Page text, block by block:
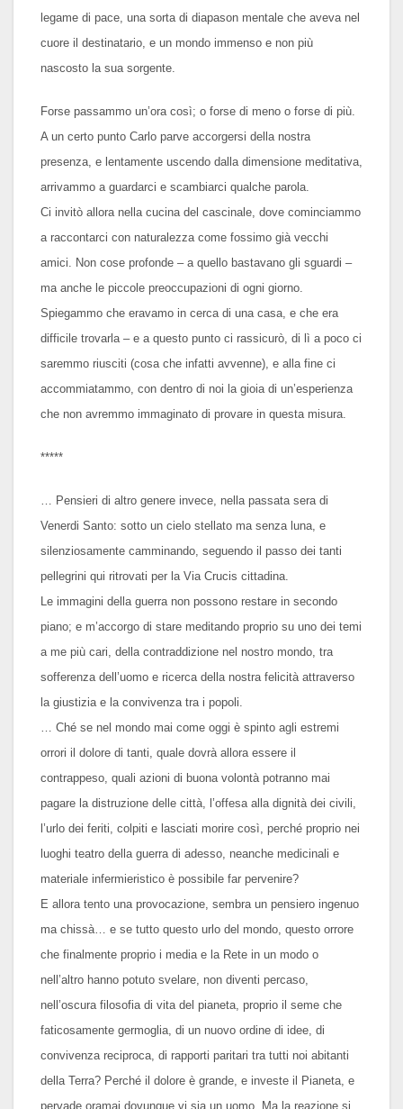
legame di pace, una sorta di diapason mentale che aveva nel
cuore il destinatario, e un mondo immenso e non più
nascosto la sua sorgente.
Forse passammo un’ora così; o forse di meno o forse di più.
A un certo punto Carlo parve accorgersi della nostra
presenza, e lentamente uscendo dalla dimensione meditativa,
arrivammo a guardarci e scambiarci qualche parola.
Ci invitò allora nella cucina del cascinale, dove cominciammo
a raccontarci con naturalezza come fossimo già vecchi
amici. Non cose profonde – a quello bastavano gli sguardi –
ma anche le piccole preoccupazioni di ogni giorno.
Spiegammo che eravamo in cerca di una casa, e che era
difficile trovarla – e a questo punto ci rassicurò, di lì a poco ci
saremmo riusciti (cosa che infatti avvenne), e alla fine ci
accommiatammo, con dentro di noi la gioia di un’esperienza
che non avremmo immaginato di provare in questa misura.
*****
… Pensieri di altro genere invece, nella passata sera di
Venerdi Santo: sotto un cielo stellato ma senza luna, e
silenziosamente camminando, seguendo il passo dei tanti
pellegrini qui ritrovati per la Via Crucis cittadina.
Le immagini della guerra non possono restare in secondo
piano; e m’accorgo di stare meditando proprio su uno dei temi
a me più cari, della contraddizione nel nostro mondo, tra
sofferenza dell’uomo e ricerca della nostra felicità attraverso
la giustizia e la convivenza tra i popoli.
… Ché se nel mondo mai come oggi è spinto agli estremi
orrori il dolore di tanti, quale dovrà allora essere il
contrappeso, quali azioni di buona volontà potranno mai
pagare la distruzione delle città, l’offesa alla dignità dei civili,
l’urlo dei feriti, colpiti e lasciati morire così, perché proprio nei
luoghi teatro della guerra di adesso, neanche medicinali e
materiale infermieristico è possibile far pervenire?
E allora tento una provocazione, sembra un pensiero ingenuo
ma chissà… e se tutto questo urlo del mondo, questo orrore
che finalmente proprio i media e la Rete in un modo o
nell’altro hanno potuto svelare, non diventi percaso,
nell’oscura filosofia di vita del pianeta, proprio il seme che
faticosamente germoglia, di un nuovo ordine di idee, di
convivenza reciproca, di rapporti paritari tra tutti noi abitanti
della Terra? Perché il dolore è grande, e investe il Pianeta, e
pervade oramai dovunque vi sia un uomo. Ma la reazione si